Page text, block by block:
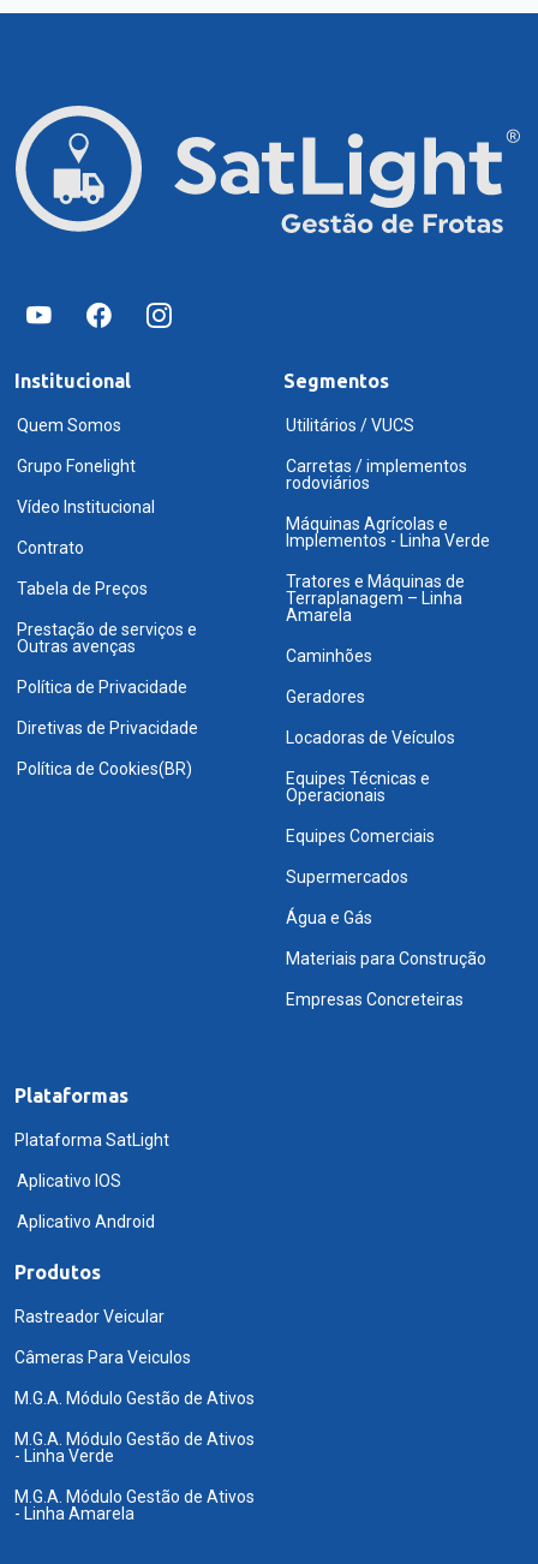
Institucional
Quem Somos
Grupo Fonelight
Vídeo Institucional
Contrato
Tabela de Preços
Prestação de serviços e
Outras avenças
Política de Privacidade
Diretivas de Privacidade
Política de Cookies(BR)
Segmentos
Utilitários / VUCS
Carretas / implementos
rodoviários
Máquinas Agrícolas e
Implementos - Linha Verde
Tratores e Máquinas de
Terraplanagem – Linha
Amarela
Caminhões
Geradores
Locadoras de Veículos
Equipes Técnicas e
Operacionais
Equipes Comerciais
Supermercados
Água e Gás
Materiais para Construção
Empresas Concreteiras
Plataformas
Plataforma SatLight
Aplicativo IOS
Aplicativo Android
Produtos
Rastreador Veicular
Câmeras Para Veiculos
M.G.A. Módulo Gestão de Ativos
M.G.A. Módulo Gestão de Ativos
- Linha Verde
M.G.A. Módulo Gestão de Ativos
- Linha Amarela